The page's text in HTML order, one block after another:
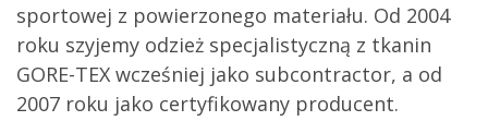
sportowej z powierzonego materiału. Od 2004
roku szyjemy odzież specjalistyczną z tkanin
GORE-TEX wcześniej jako subcontractor, a od
2007 roku jako certyfikowany producent.